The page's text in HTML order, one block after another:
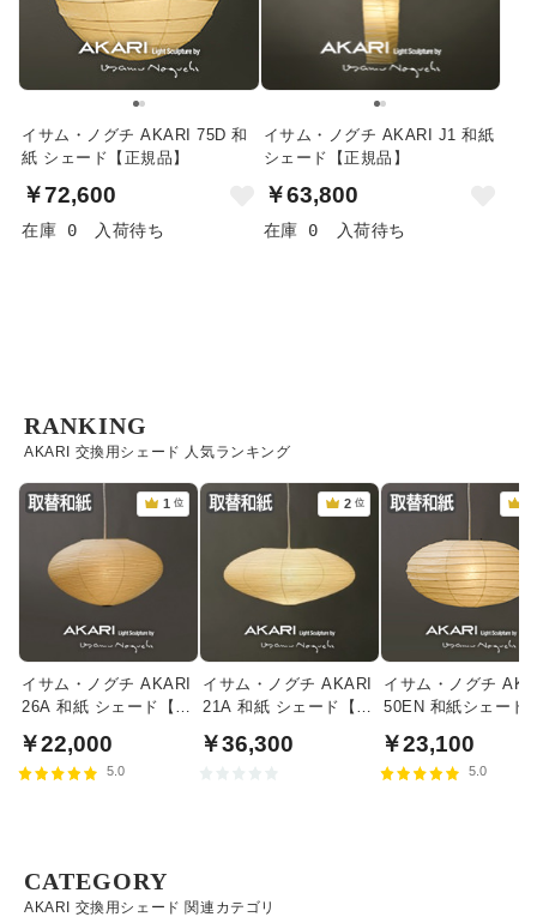
イサム・ノグチ AKARI 75D 和
紙 シェード【正規品】
￥72,600
在庫 0 入荷待ち
イサム・ノグチ AKARI J1 和紙
シェード【正規品】
￥63,800
在庫 0 入荷待ち
AKARI 交換用シェード 人気ランキング
RANKING
イサム・ノグチ AKARI
26A 和紙 シェード【正
￥22,000
5.0
イサム・ノグチ AKARI
21A 和紙 シェード【正
￥36,300
イサム・ノグチ
50EN 和紙シェード
￥23,100
5.0
AKARI 交換用シェード 関連カテゴリ
CATEGORY